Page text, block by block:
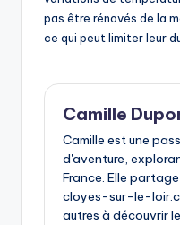
pas être rénovés de la
ce qui peut limiter leur
Camille
Camille est une
d'aventure,
France. Elle
cloyes-sur-le-
autres à découvrir